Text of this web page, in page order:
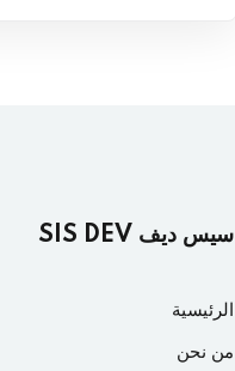
سيس ديف SIS DEV
الرئيسية
من نحن